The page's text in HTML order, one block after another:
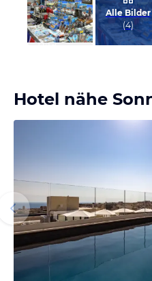
von Steffen
Bild
Alle Bilder
(4)
Hotel nähe